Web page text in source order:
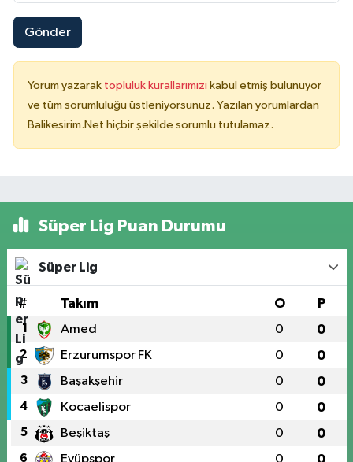
Gönder
Yorum yazarak topluluk kurallarımızı kabul etmiş bulunuyor
ve tüm sorumluluğu üstleniyorsunuz. Yazılan yorumlardan
Balikesirim.Net hiçbir şekilde sorumlu tutulamaz.
Süper Lig Puan Durumu
Süper Lig
# Takım O P
1 Amed 0 0
2 Erzurumspor FK 0 0
3 Başakşehir 0 0
4 Kocaelispor 0 0
5 Beşiktaş 0 0
6 Eyüpspor 0 0